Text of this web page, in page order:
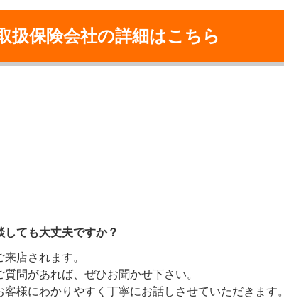
扱保険会社の詳細はこちら
ても大丈夫ですか？
店されます。
問があれば、ぜひお聞かせ下さい。
様にわかりやすく丁寧にお話しさせていただきます。